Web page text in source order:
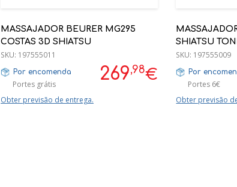
MASSAJADOR BEURER MG295
COSTAS 3D SHIATSU
269,98€
SKU: 197555011
Por encomenda
Portes grátis
Obter previsão de entrega.
SHIATSU
SKU: 197555009
Por
Portes 6€
Obter previsão